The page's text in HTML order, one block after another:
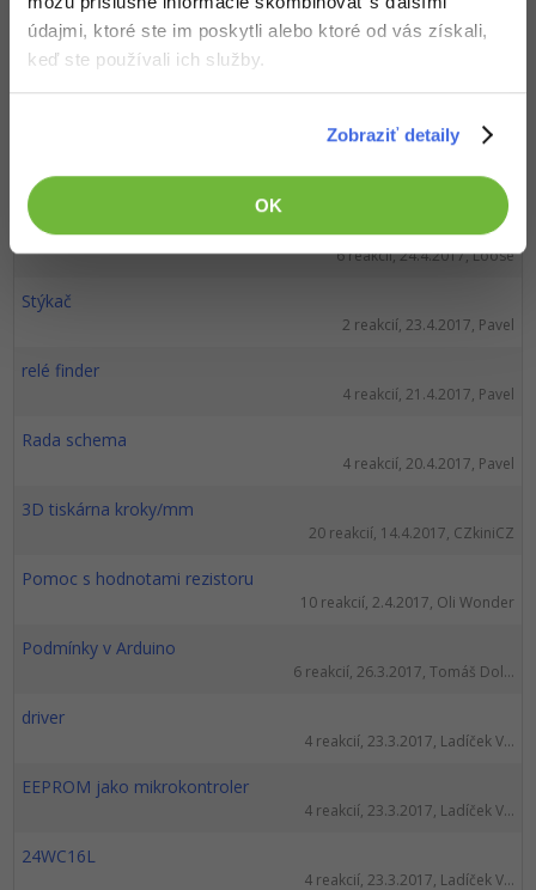
údajmi, ktoré ste im poskytli alebo ktoré od vás získali,
keď ste používali ich služby.
Zobraziť detaily
OK
"Chytré" prostředí pro arduino
Nejasnosti ohladom zapojenia
11 reakcií, 25.4.2017, krepsy3
Výběr akční kamery na léto
6 reakcií, 24.4.2017, Loose
Stýkač
2 reakcií, 23.4.2017, Pavel
relé finder
4 reakcií, 21.4.2017, Pavel
Rada schema
4 reakcií, 20.4.2017, Pavel
3D tiskárna kroky/mm
20 reakcií, 14.4.2017, CZkiniCZ
Pomoc s hodnotami rezistoru
10 reakcií, 2.4.2017, Oli Wonder
Podmínky v Arduino
6 reakcií, 26.3.2017, Tomáš Dol...
driver
4 reakcií, 23.3.2017, Ladíček V...
EEPROM jako mikrokontroler
4 reakcií, 23.3.2017, Ladíček V...
24WC16L
4 reakcií, 23.3.2017, Ladíček V...